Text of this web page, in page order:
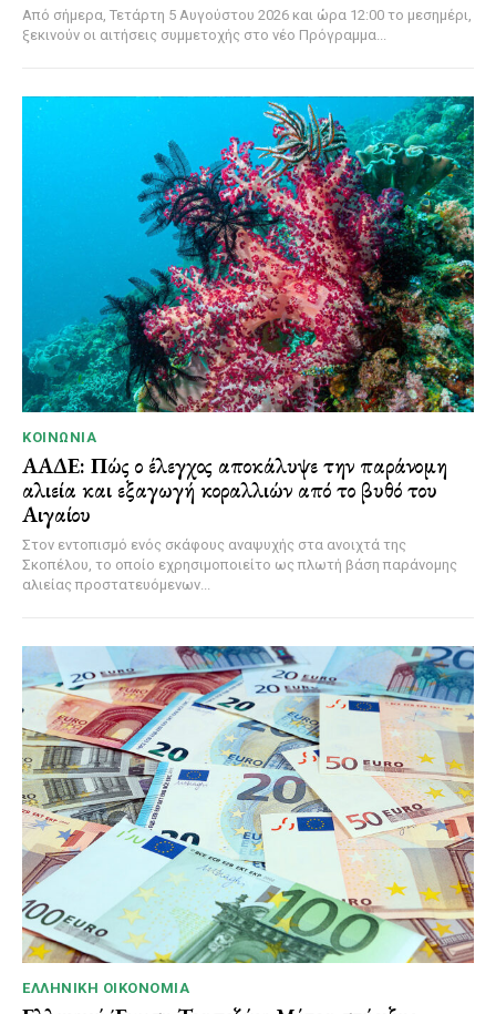
Από σήμερα, Τετάρτη 5 Αυγούστου 2026 και ώρα 12:00 το μεσημέρι,
ξεκινούν οι αιτήσεις συμμετοχής στο νέο Πρόγραμμα...
ΚΟΙΝΩΝΊΑ
ΑΑΔΕ: Πώς ο έλεγχος αποκάλυψε την παράνομη
αλιεία και εξαγωγή κοραλλιών από το βυθό του
Αιγαίου
Στον εντοπισμό ενός σκάφους αναψυχής στα ανοιχτά της
Σκοπέλου, το οποίο εχρησιμοποιείτο ως πλωτή βάση παράνομης
αλιείας προστατευόμενων...
ΕΛΛΗΝΙΚΉ ΟΙΚΟΝΟΜΊΑ